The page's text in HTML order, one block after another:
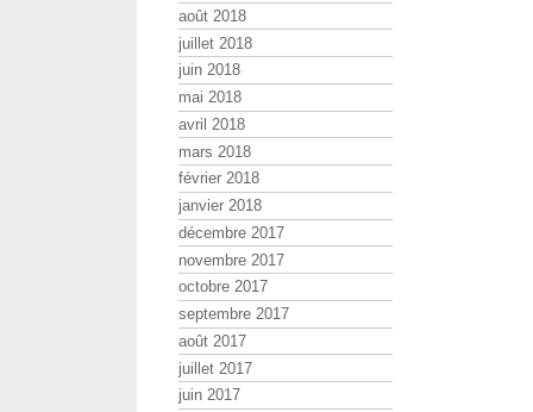
août 2018
juillet 2018
juin 2018
mai 2018
avril 2018
mars 2018
février 2018
janvier 2018
décembre 2017
novembre 2017
octobre 2017
septembre 2017
août 2017
juillet 2017
juin 2017